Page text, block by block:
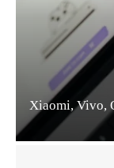
Xiaomi, Vivo,